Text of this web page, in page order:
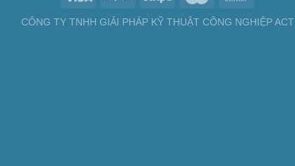
CÔNG TY TNHH GIẢI PHÁP KỸ THUẬT CÔNG NGHIỆP ACT